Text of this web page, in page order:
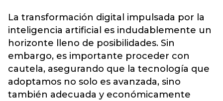
La transformación digital impulsada por la
inteligencia artificial es indudablemente un
horizonte lleno de posibilidades. Sin
embargo, es importante proceder con
cautela, asegurando que la tecnología que
adoptamos no solo es avanzada, sino
también adecuada y económicamente